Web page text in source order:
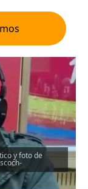
y foto de